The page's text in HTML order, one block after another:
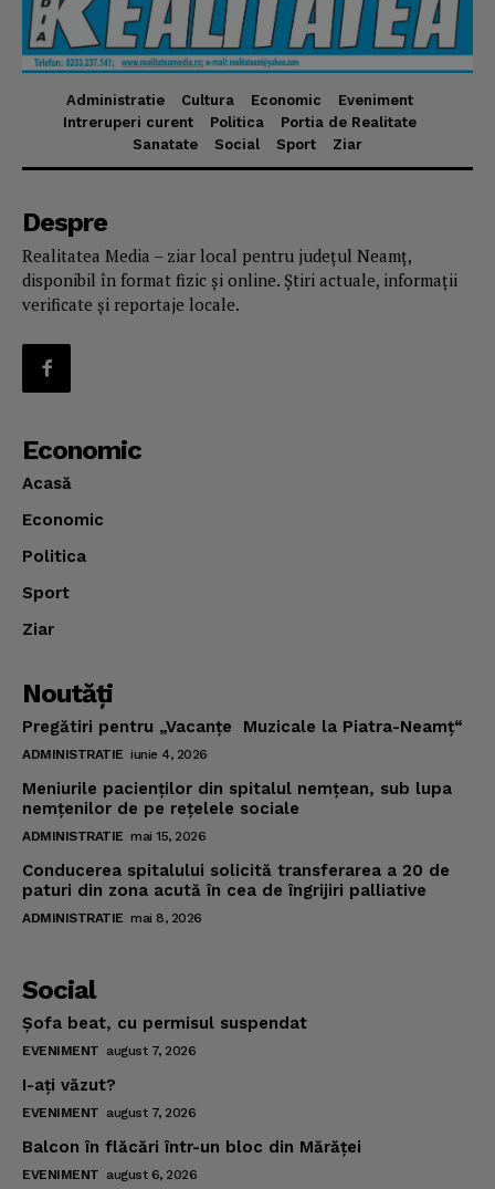
Administratie Cultura Economic
Eveniment
Intreruperi curent
Politica
Portia de Realitate
Sanatate
Social Sport Ziar
Despre
Realitatea Media – ziar local pentru județul Neamț,
disponibil în format fizic și online. Știri actuale, informații
verificate și reportaje locale.
Economic
Acasă
Economic
Politica
Sport
Ziar
Noutăţi
Pregătiri pentru „Vacanţe Muzicale la Piatra-Neamţ“
ADMINISTRATIE iunie 4, 2026
Meniurile pacienţilor din spitalul nemţean, sub lupa
nemţenilor de pe reţelele sociale
ADMINISTRATIE mai 15, 2026
Conducerea spitalului solicită transferarea a 20 de
paturi din zona acută în cea de îngrijiri palliative
ADMINISTRATIE mai 8, 2026
Social
Şofa beat, cu permisul suspendat
EVENIMENT august 7, 2026
I-aţi văzut?
EVENIMENT august 7, 2026
Balcon în flăcări într-un bloc din Mărăţei
EVENIMENT august 6, 2026